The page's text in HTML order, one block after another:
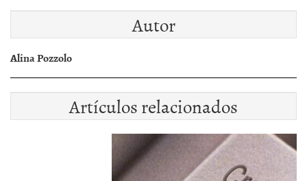
Autor
Alina Pozzolo
Artículos relacionados